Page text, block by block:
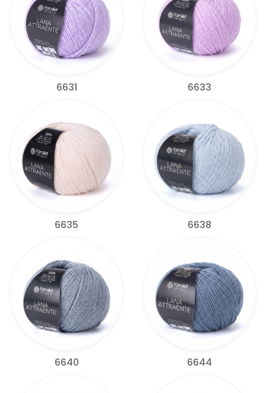
6631 6633
6635 6638
6640 6644